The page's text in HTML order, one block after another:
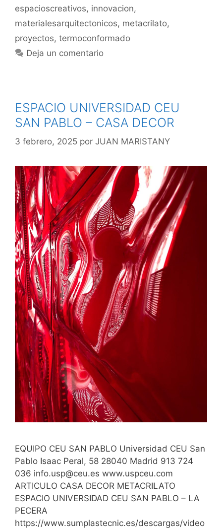
espacioscreativos, innovacion,
materialesarquitectonicos, metacrilato,
proyectos, termoconformado
Deja un comentario
ESPACIO UNIVERSIDAD CEU
SAN PABLO – CASA DECOR
3 febrero, 2025 por JUAN MARISTANY
EQUIPO CEU SAN PABLO Universidad CEU San
Pablo Isaac Peral, 58 28040 Madrid 913 724
036 info.usp@ceu.es www.uspceu.com
ARTICULO CASA DECOR METACRILATO
ESPACIO UNIVERSIDAD CEU SAN PABLO – LA
PECERA
https://www.sumplastecnic.es/descargas/video